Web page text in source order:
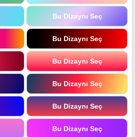
Bu Dizaynı Seç
Bu Dizaynı Seç
Bu Dizaynı Seç
Bu Dizaynı Seç
Bu Dizaynı Seç
Bu Dizaynı Seç